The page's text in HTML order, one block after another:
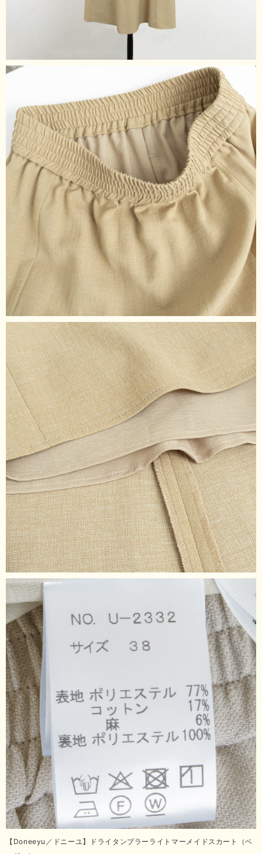
【Doneeyu／ドニーユ】ドライタンブラーライトマーメイドスカート（ベ